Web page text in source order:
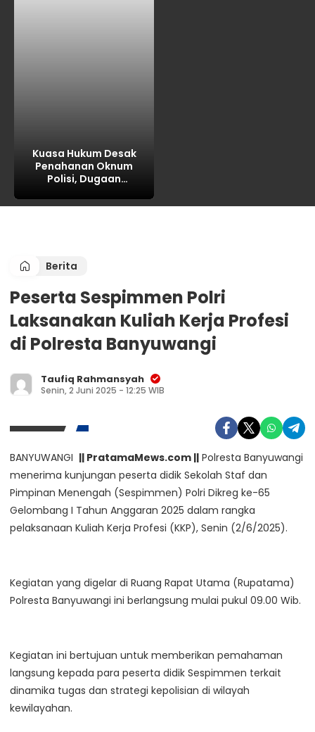
Kuasa Hukum Desak
Penahanan Oknum
Polisi, Dugaan
Korban Jadi Sorotan
Berita
Peserta Sespimmen Polri
Laksanakan Kuliah Kerja Profesi
di Polresta Banyuwangi
Taufiq Rahmansyah
Senin, 2 Juni 2025 - 12:25 WIB
BANYUWANGI || PratamaMews.com || Polresta Banyuwangi
menerima kunjungan peserta didik Sekolah Staf dan
Pimpinan Menengah (Sespimmen) Polri Dikreg ke-65
Gelombang I Tahun Anggaran 2025 dalam rangka
pelaksanaan Kuliah Kerja Profesi (KKP), Senin (2/6/2025).
Kegiatan yang digelar di Ruang Rapat Utama (Rupatama)
Polresta Banyuwangi ini berlangsung mulai pukul 09.00 Wib.
Kegiatan ini bertujuan untuk memberikan pemahaman
langsung kepada para peserta didik Sespimmen terkait
dinamika tugas dan strategi kepolisian di wilayah
kewilayahan.